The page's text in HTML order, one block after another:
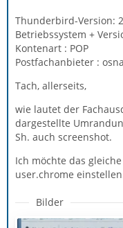
Thunderbird-Version:
Betriebssystem +
Kontenart : POP
Postfachanbieter :
Tach, allerseits,
wie lautet der
dargestellte
Sh. auch screenshot.
Ich möchte das
user.chrome
Bilder